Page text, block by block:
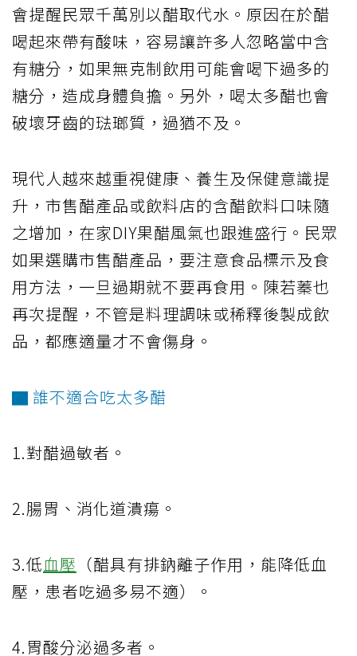
會提醒民眾千萬別以醋取代水。原因在於醋
喝起來帶有酸味，容易讓許多人忽略當中含
有糖分，如果無克制飲用可能會喝下過多的
糖分，造成身體負擔。另外，喝太多醋也會
破壞牙齒的琺瑯質，過猶不及。
現代人越來越重視健康、養生及保健意識提
升，市售醋產品或飲料店的含醋飲料口味隨
之增加，在家DIY果醋風氣也跟進盛行。民眾
如果選購市售醋產品，要注意食品標示及食
用方法，一旦過期就不要再食用。陳若蓁也
再次提醒，不管是料理調味或稀釋後製成飲
品，都應適量才不會傷身。
▇ 誰不適合吃太多醋
1.對醋過敏者。
2.腸胃、消化道潰瘍。
3.低血壓 （醋具有排鈉離子作用，能降低血
壓，患者吃過多易不適）。
4.胃酸分泌過多者。